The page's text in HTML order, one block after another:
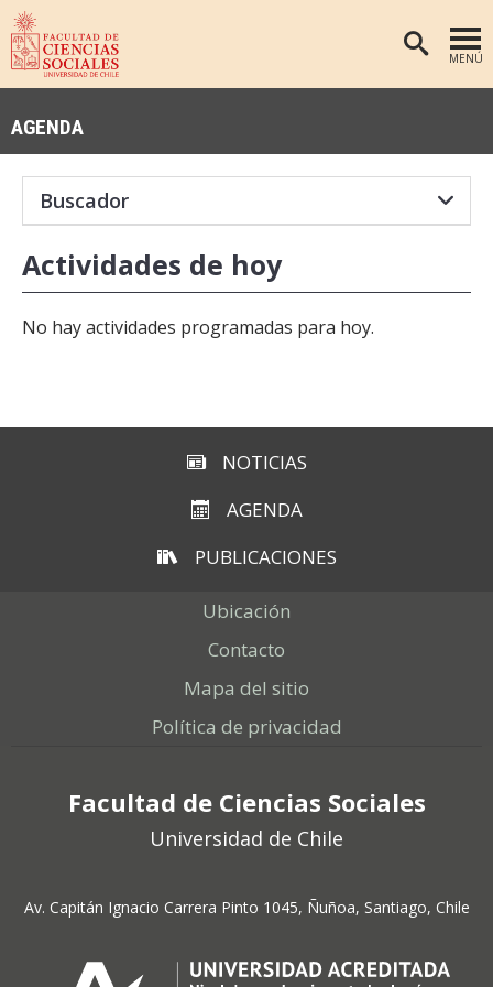
MENÚ
ANTROPOLOGÍA
EDUCACIÓN
SOCIOLOGÍA
PREGRADO
POSTGRADO
PUBLICACIONES
BIBLIOTECA
ADMISIÓN
ESTUDIANTES
EGRESADOS
AGENDA
Actividades de hoy
No hay actividades programadas para hoy.
NOTICIAS
AGENDA
PUBLICACIONES
Ubicación
Contacto
Mapa del sitio
Política de privacidad
Facultad de Ciencias Sociales
Universidad de Chile
Av. Capitán Ignacio Carrera Pinto 1045, Ñuñoa, Santiago, Chile